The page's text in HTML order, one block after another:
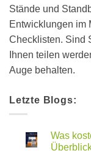
Stände und
Entwicklungen im
Checklisten. Sind
Ihnen teilen
Auge behalten.
Letzte Blogs:
Was